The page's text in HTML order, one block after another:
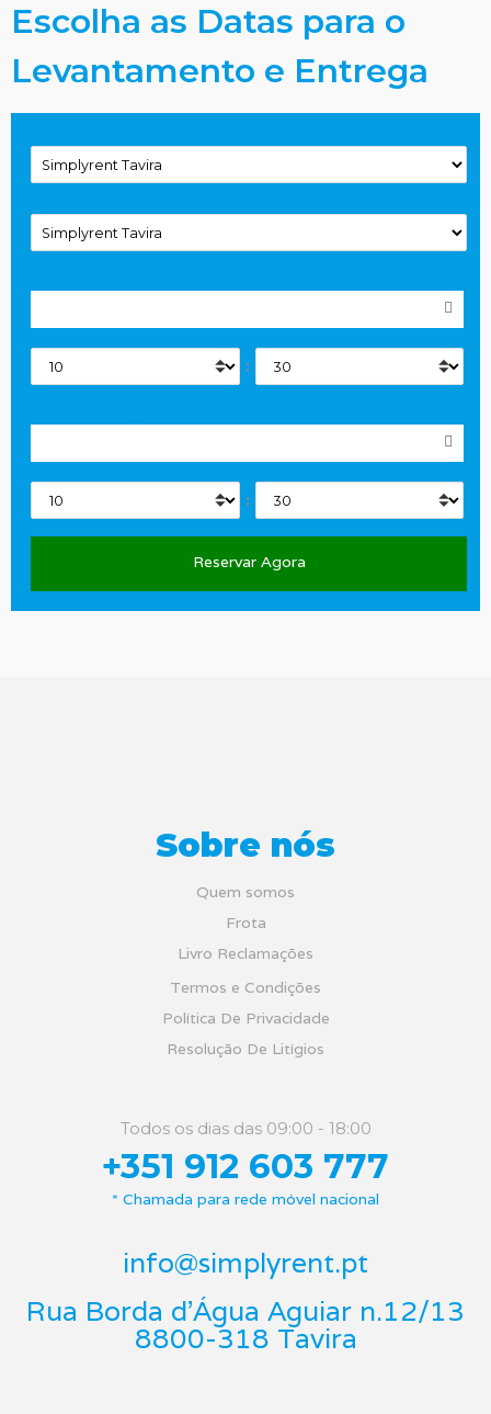
Escolha as Datas para o
Levantamento e Entrega
:
:
Sobre nós
Quem somos
Frota
Livro Reclamações
Termos e Condições
Política De Privacidade
Resolução De Litígios
Todos os dias das 09:00 - 18:00
+351 912 603 777
* Chamada para rede móvel nacional
info@simplyrent.pt
Rua Borda d'Água Aguiar n.12/13
8800-318 Tavira